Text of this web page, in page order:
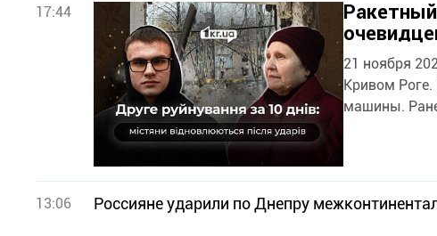
17:44
21 ноября
Кривом
машины.
13:06 Россияне ударили по Днепру